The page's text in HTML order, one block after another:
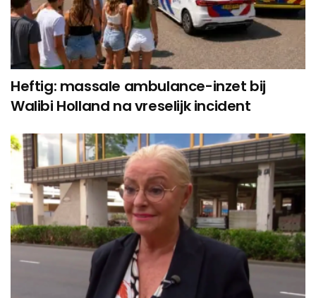
Heftig: massale ambulance-inzet bij
Walibi Holland na vreselijk incident